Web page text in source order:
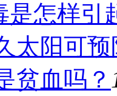
是怎样引
太阳可预
贫血吗？